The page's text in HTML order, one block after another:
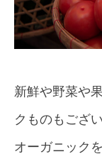
新鮮や野菜や
クものもござ
オーガニック